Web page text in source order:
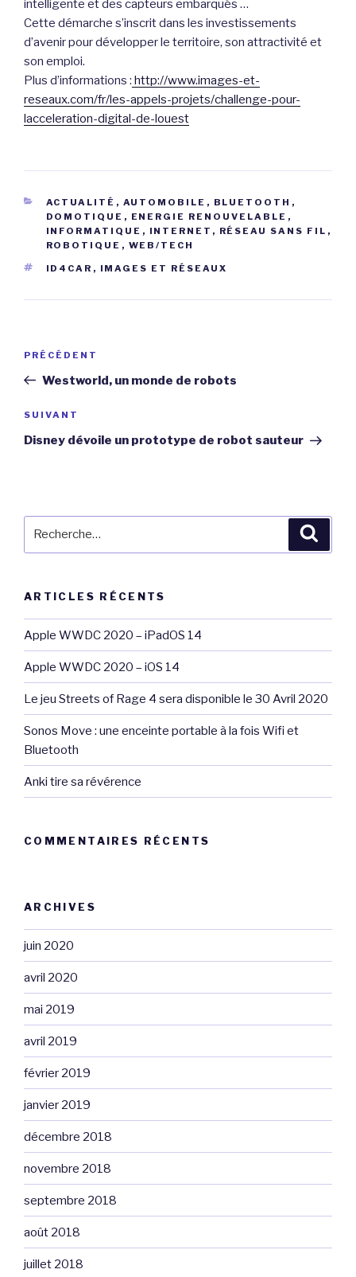
intelligente et des capteurs embarqués …
Cette démarche s’inscrit dans les investissements
d’avenir pour développer le territoire, son attractivité et
son emploi.
Plus d’informations : http://www.images-et-
reseaux.com/fr/les-appels-projets/challenge-pour-
lacceleration-digital-de-louest
CATÉGORIES
ACTUALITÉ , AUTOMOBILE , BLUETOOTH ,
DOMOTIQUE , ENERGIE RENOUVELABLE ,
INFORMATIQUE , INTERNET , RÉSEAU SANS FIL ,
ROBOTIQUE , WEB/TECH
ÉTIQUETTES
ID4CAR , IMAGES ET RÉSEAUX
Navigation
l’article
Article
précédent
PRÉCÉDENT
Westworld, un monde de robots
Article
suivant
SUIVANT
Disney dévoile un prototype de robot sauteur
ARTICLES RÉCENTS
Apple WWDC 2020 – iPadOS 14
Apple WWDC 2020 – iOS 14
Le jeu Streets of Rage 4 sera disponible le 30 Avril 2020
Sonos Move : une enceinte portable à la fois Wifi et
Bluetooth
Anki tire sa révérence
COMMENTAIRES RÉCENTS
ARCHIVES
juin 2020
avril 2020
mai 2019
avril 2019
février 2019
janvier 2019
décembre 2018
novembre 2018
septembre 2018
août 2018
juillet 2018